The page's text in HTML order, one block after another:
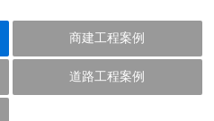
商建工程案例
道路工程案例